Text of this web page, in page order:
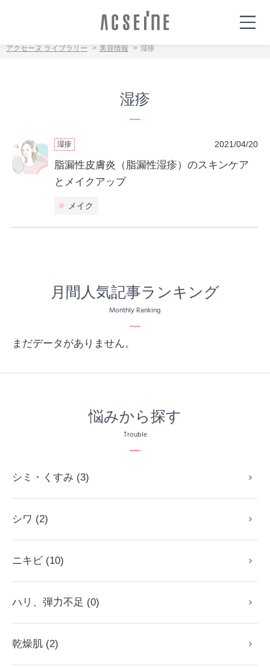
アクセーヌ ライブラリー 美容情報 湿疹
湿疹
湿疹 2021/04/20
脂漏性皮膚炎（脂漏性湿疹）のスキンケア
とメイクアップ
# メイク
月間人気記事ランキング
Monthly Ranking
まだデータがありません。
悩みから探す
Trouble
シミ・くすみ (3)
シワ (2)
ニキビ (10)
ハリ、弾力不足 (0)
乾燥肌 (2)